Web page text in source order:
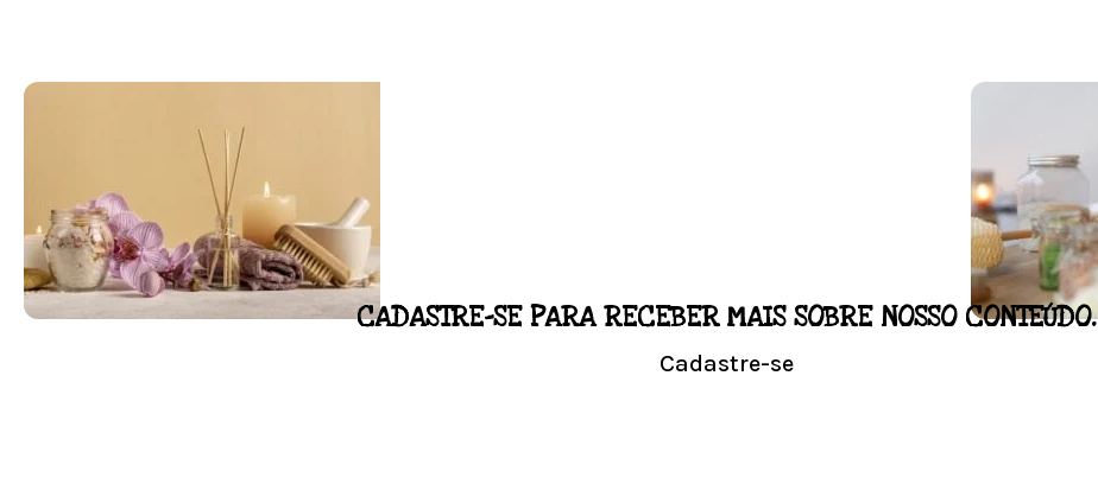
CADASTRE-SE PARA RECEBER MAIS SOBRE NOSSO CONTEÚDO.
Cadastre-se